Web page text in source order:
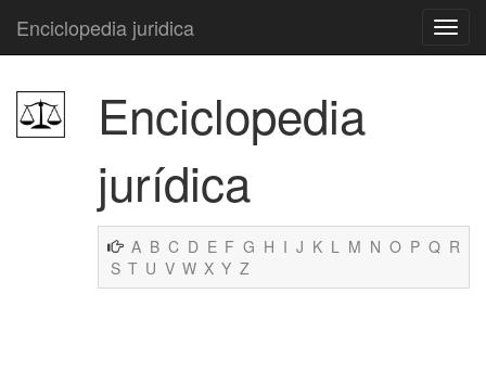
Enciclopedia juridica
Enciclopedia
jurídica
A B C D E F G H I J K L M N O P Q R
S T U V W X Y Z